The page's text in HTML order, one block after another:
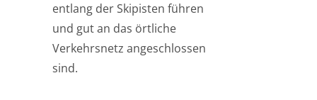
entlang der Skipisten führen
und gut an das örtliche
Verkehrsnetz angeschlossen
sind.